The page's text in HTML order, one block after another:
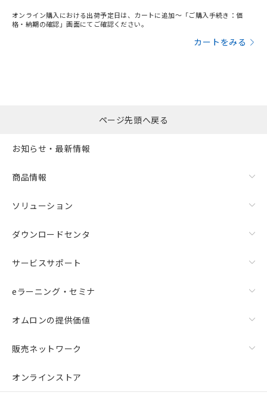
オンライン購入における出荷予定日は、カートに追加～「ご購入手続き：価
格・納期の確認」画面にてご確認ください。
カートをみる
ページ先頭へ戻る
お知らせ・最新情報
商品情報
ソリューション
ダウンロードセンタ
サービスサポート
eラーニング・セミナ
オムロンの提供価値
販売ネットワーク
オンラインストア